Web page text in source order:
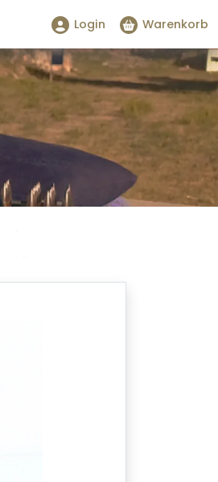
Login Warenkorb